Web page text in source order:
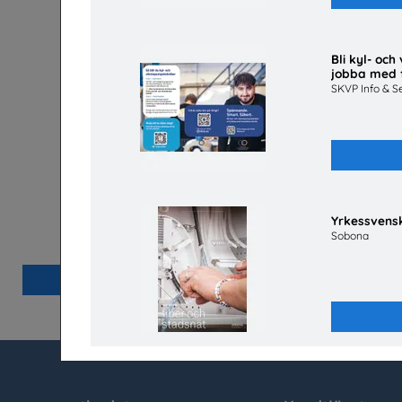
Bli kyl- och
jobba med
SKVP Info &
Sobona
Energisvenska, SFI
Energiföretagen Sverige
Beställ 0kr
Håll koll